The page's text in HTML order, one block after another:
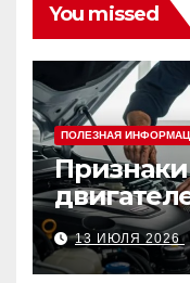
You missed
ПОЛЕЗНАЯ
ехать в
13 ИЮЛЯ 2026